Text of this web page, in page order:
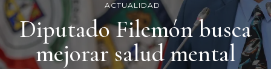
ACTUALIDAD
Diputado Filemón busca
mejorar salud mental